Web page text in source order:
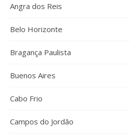
Angra dos Reis
Belo Horizonte
Bragança Paulista
Buenos Aires
Cabo Frio
Campos do Jordão